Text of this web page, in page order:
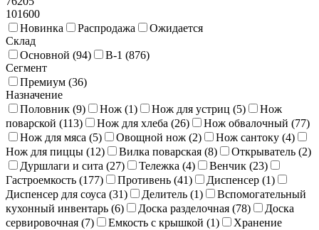
Контейнеры для хранения
101600
Новинка
Распродажа
Ожидается
Склад
Основной (94) В-1 (876)
Сегмент
Премиум (36)
Назначение
Половник (9) Нож (1) Нож для устриц (5)
Нож
поварской (113) Нож для хлеба (26) Нож обвалочный (77)
Нож для мяса (5) Овощной нож (2) Нож сантоку (4)
Нож для пиццы (12) Вилка поварская (8) Открыватель (2)
Дуршлаги и сита (27) Тележка (4) Венчик (23)
Гастроемкость (177) Противень (41) Диспенсер (1)
Диспенсер для соуса (31) Делитель (1)
Вспомогательный
кухонный инвентарь (6) Доска разделочная (78)
Доска
сервировочная (7) Емкость с крышкой (1)
Хранение